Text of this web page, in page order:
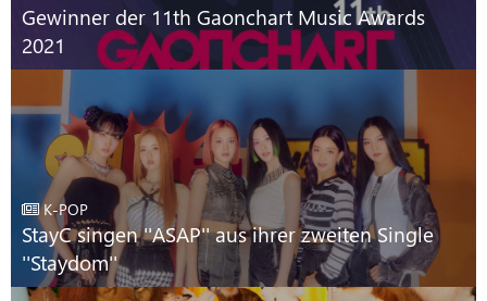
Gewinner der 11th Gaonchart Music Awards
2021
K-POP
StayC singen ''ASAP'' aus ihrer zweiten Single
''Staydom''